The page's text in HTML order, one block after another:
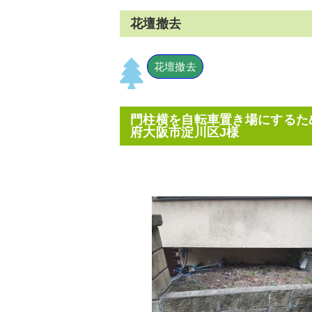
花壇撤去
花壇撤去
門柱横を自転車置き場にする
府大阪市淀川区J様